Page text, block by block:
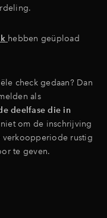
hebben geüpload
check gedaan? Dan
als
deelfase die in
om de inschrijving
verkoopperiode rustig
te geven.